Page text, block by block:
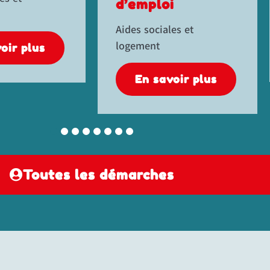
et
Véhicule
En savoir plus
Toutes les démarches